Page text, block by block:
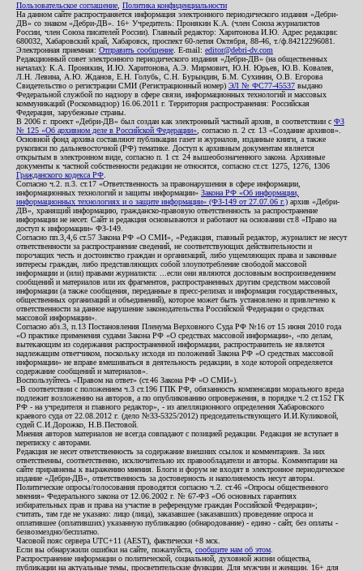
Пользовательское соглашение Политика конфиденциальности
На данном сайте распространяется информация электронного периодического издания «Дебри-
ДВ» со знаком «Дебри-ДВ». 16+ Учредитель: Пронякин К.А. (член Союза журналистов
России, член Союза писателей России). Главный редактор: Харитонова И.Ю. Адрес редакции:
680032, Хабаровский край, Хабаровск, проспект 60-летия Октября, 88-46, т./ф.84212296081.
Электронная приемная: Отправить сообщение . E-mail: editor@debri-dv.com
Редакционный совет электронного периодического издания «Дебри-ДВ» (на общественных
началах): К.А. Пронякин, И.Ю. Харитонова, А.Э. Мирмович, Ю.Н. Юрьев, Ю.В. Ковалев,
Л.Н. Левина, А.Ю. Жданов, Е.Н. Голубь, С.Н. Бурындин, Б.М. Сухинин, О.В. Егорова
Свидетельство о регистрации СМИ (Регистрационный номер) ЭЛ № ФС77-45537 выдано
Федеральной службой по надзору в сфере связи, информационных технологий и массовых
коммуникаций (Роскомнадзор) 16.06.2011 г. Территория распространения: Российская
Федерация, зарубежные страны.
В 2006 г. проект «Дебри-ДВ» был создан как электронный частный архив, в соответствии с ФЗ
№ 125 «Об архивном деле в Российской Федерации» , согласно п. 2 ст. 13 «Создание архивов».
Основной фонд архива составляют публикации газет и журналов, изданные книги, а также
рукописи по дальневосточной (РФ) тематике. Доступ к архивным документам является
открытым в электронном виде, согласно п. 1 ст. 24 вышеобозначенного закона. Архивные
документы к частной собственности редакции не относятся, согласно ст.ст. 1275, 1276, 1306
Гражданского кодекса РФ
Согласно ч.2. п.3. ст.17 «Ответственность за правонарушения в сфере информации,
информационных технологий и защиты информации» Закона РФ «Об информации,
информационных технологиях и о защите информации» (ФЗ-149 от 27.07.06 г.) архив «Дебри-
ДВ», хранящий информацию, гражданско-правовую ответственность за распространение
информации не несет. Сайт и редакция основываются и работают на основании ст.8 «Право на
доступ к информации» ФЗ-149.
Согласно пп.3,4,6 ст.57 Закона РФ «О СМИ», «Редакция, главный редактор, журналист не несут
ответственности за распространение сведений, не соответствующих действительности и
порочащих честь и достоинство граждан и организаций, либо ущемляющих права и законные
интересы граждан, либо представляющих собой злоупотребление свободой массовой
информации и (или) правами журналиста: ...если они являются дословным воспроизведением
сообщений и материалов или их фрагментов, распространенных другим средством массовой
информации (а также сообщения, переданные в пресс-релизах и информация государственных,
общественных организаций и объединений), которое может быть установлено и привлечено к
ответственности за данное нарушение законодательства Российской Федерации о средствах
массовой информации».
Согласно абз.3, п.13 Постановления Пленума Верховного Суда РФ №16 от 15 июня 2010 года
«О практике применения судами Закона РФ «О средствах массовой информации», «по делам,
вытекающим из содержания распространенной информации, распространитель не является
надлежащим ответчиком, поскольку исходя из положений Закона РФ «О средствах массовой
информации» не вправе вмешиваться в деятельность редакции, в ходе которой определяется
содержание сообщений и материалов».
Воспользуйтесь «Правом на ответ» (ст.46 Закона РФ «О СМИ»).
«В соответствии с положением ч.3 ст.196 ГПК РФ, обязанность компенсации морального вреда
подлежит возложению на авторов, а по опубликованию опровержения, в порядке ч.2 ст.152 ГК
РФ - на учредителя и главного редактор», - из апелляционного определения Хабаровского
краевого суда от 22.08.2012 г. (дело №33-5325/2012) председательствующего И.И.Куликовой,
судей С.И.Дорожко, Н.В.Пестовой.
Мнения авторов материалов не всегда совпадают с позицией редакции. Редакция не вступает в
переписку с авторами.
Редакция не несет ответственность за содержание внешних ссылок и комментариев. За них
ответственны, соответственно, исключительно их правообладатели и авторы. Комментарии на
сайте приравнены к выражению мнения. Блоги и форум не входят в электронное периодическое
издание «Дебри-ДВ», ответственность за достоверность и наполняемость несут авторы.
Политические опросы/голосования проводятся согласно ч.2. ст.46 «Опросы общественного
мнения» Федерального закона от 12.06.2002 г. № 67-ФЗ «Об основных гарантиях
избирательных прав и права на участие в референдуме граждан Российской Федерации»;
считать, там где не указано: лицо (лица), заказавшее (заказавших) проведение опроса и
оплатившее (оплативших) указанную публикацию (обнародование) - едино - сайт, без оплаты -
безвозмездно/бесплатно.
Часовой пояс сервера UTC+11 (AEST), фактически +8 мск.
Если вы обнаружили ошибки на сайте, пожалуйста, сообщите нам об этом
Распространение информации о политической, социальной, духовной жизни общества,
публикации на актуальные темы, просветительские функции. Для мужчин и женщин. 16+ для